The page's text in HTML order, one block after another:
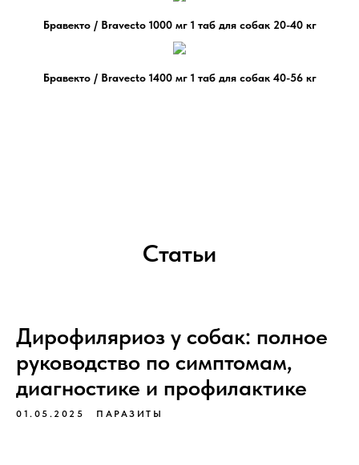
Бравекто / Bravecto 1000 мг 1 таб для собак 20-40 кг
Бравекто / Bravecto 1400 мг 1 таб для собак 40-56 кг
Статьи
Дирофиляриоз у собак: полное
руководство по симптомам,
диагностике и профилактике
01.05.2025 ПАРАЗИТЫ